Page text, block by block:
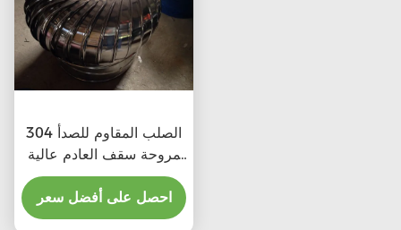
الصلب المقاوم للصدأ 304
مروحة سقف العادم عالية
CFM بسعر تفضيلي
احصل على أفضل سعر